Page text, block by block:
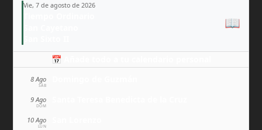
Vie, 7 de agosto de 2026
📖
📅 Añade todo a tu calendario personal
8 Ago
SÁB
9 Ago
DOM
10 Ago
LUN